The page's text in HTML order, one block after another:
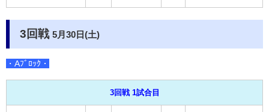
3回戦 5月30日(土)
・Aﾌﾞﾛｯｸ・
3回戦 1試合目